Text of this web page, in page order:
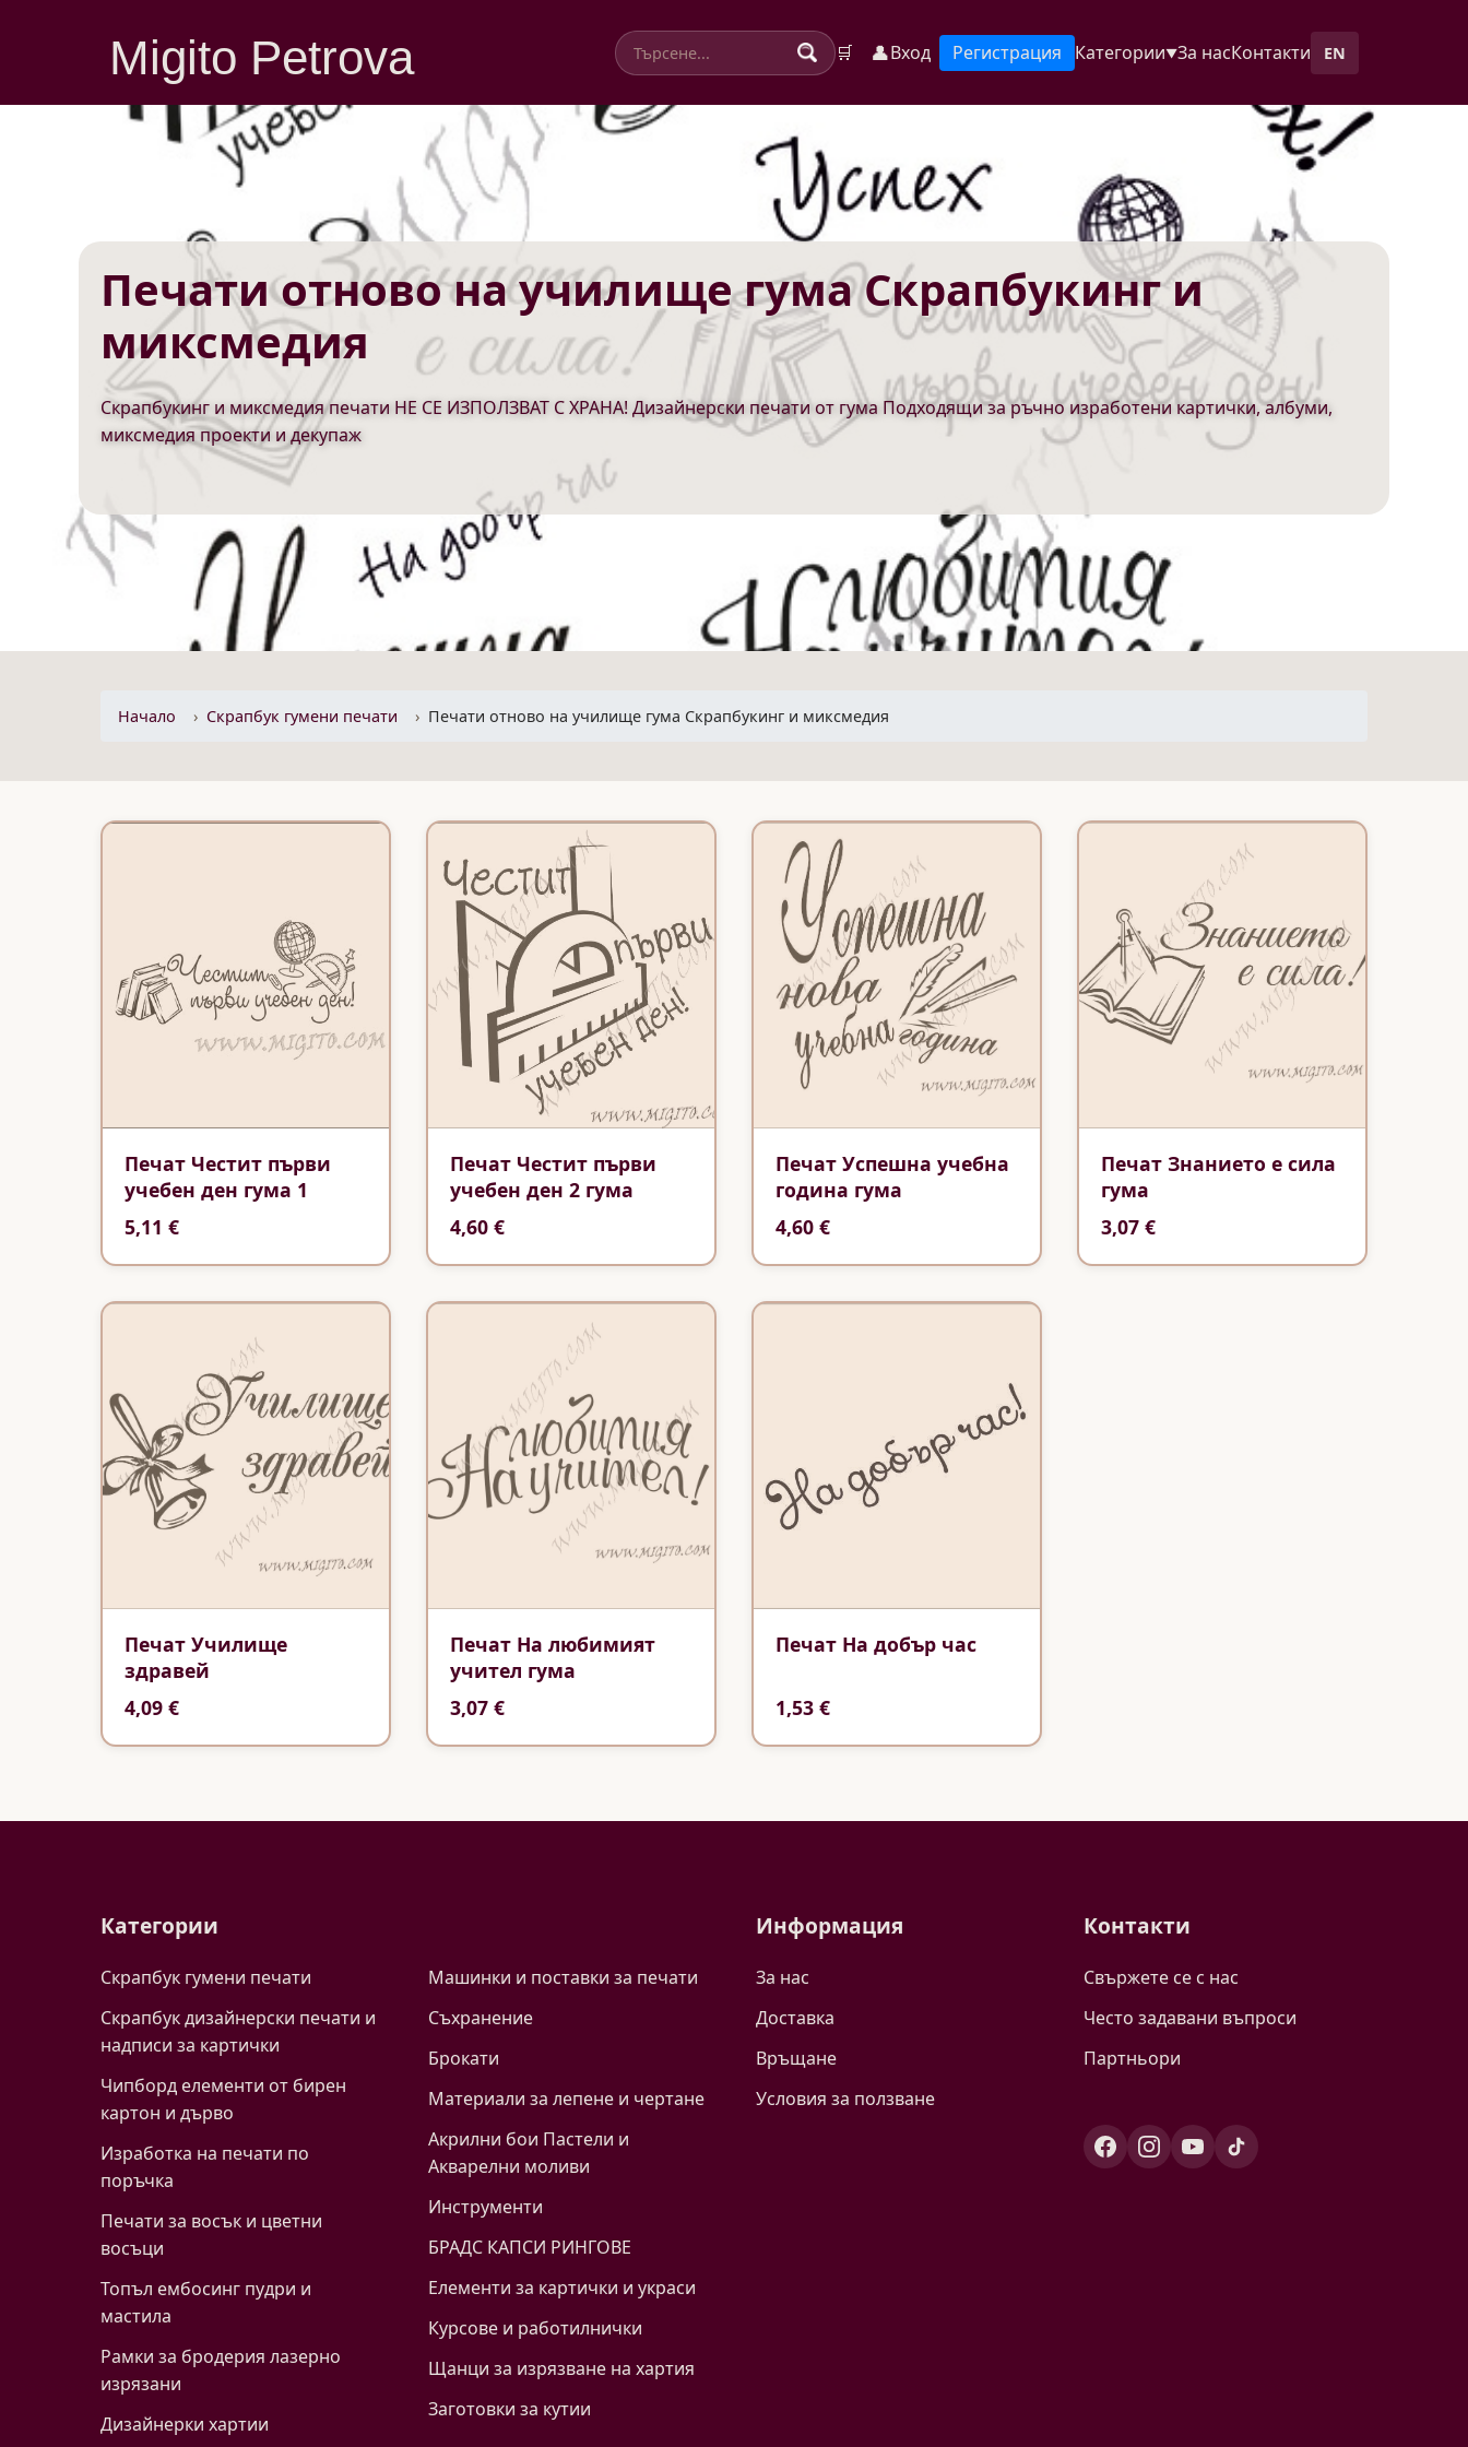
Migito Petrova 🛒 👤Вход Регистрация Категории▼За насКонтакти EN
Печати отново на училище гума Скрапбукинг и
миксмедия
Скрапбукинг и миксмедия печати НЕ СЕ ИЗПОЛЗВАТ С ХРАНА! Дизайнерски печати от гума Подходящи за ръчно изработени картички, албуми,
миксмедия проекти и декупаж
Начало Скрапбук гумени печати Печати отново на училище гума Скрапбукинг и миксмедия
Печат Честит първи
учебен ден гума 1
5,11 €
Печат Честит първи
учебен ден 2 гума
4,60 €
Печат Успешна учебна
година гума
4,60 €
Печат Знанието е сила
гума
3,07 €
Печат Училище
здравей
4,09 €
Печат На любимият
учител гума
3,07 €
Печат На добър час
1,53 €
Категории
Скрапбук гумени печати
Скрапбук дизайнерски печати и
надписи за картички
Чипборд елементи от бирен
картон и дърво
Изработка на печати по
поръчка
Печати за восък и цветни
восъци
Топъл ембосинг пудри и
мастила
Рамки за бродерия лазерно
изрязани
Дизайнерки хартии
Машинки и поставки за печати
Съхранение
Брокати
Материали за лепене и чертане
Акрилни бои Пастели и
Акварелни моливи
Инструменти
БРАДС КАПСИ РИНГОВЕ
Eлементи за картички и украси
Курсове и работилнички
Щанци за изрязване на хартия
Заготовки за кутии
Информация
За нас
Доставка
Връщане
Условия за ползване
Контакти
Свържете се с нас
Често задавани въпроси
Партньори